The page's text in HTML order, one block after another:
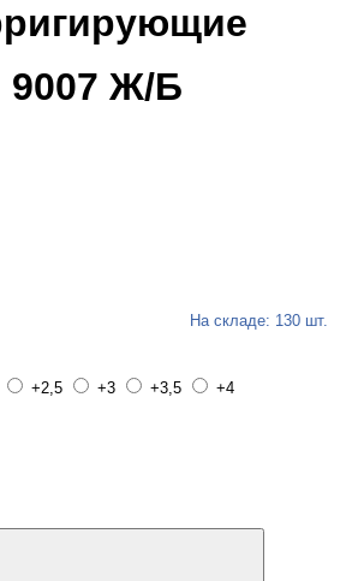
9007 Ж/Б
На складе: 130 шт.
+2,5 +3 +3,5 +4